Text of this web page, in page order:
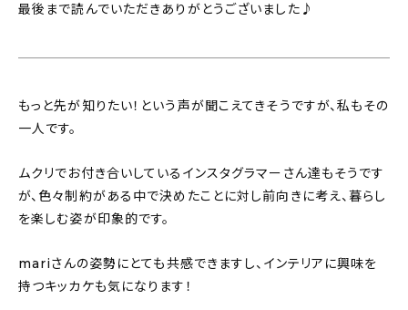
最後まで読んでいただきありがとうございました♪
もっと先が知りたい！という声が聞こえてきそうですが、私もその
一人です。
ムクリでお付き合いしているインスタグラマーさん達もそうです
が、色々制約がある中で決めたことに対し前向きに考え、暮らし
を楽しむ姿が印象的です。
mariさんの姿勢にとても共感できますし、インテリアに興味を
持つキッカケも気になります！